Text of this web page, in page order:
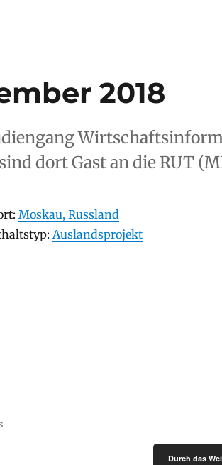
2018
dort Gast an die RUT
Moskau, Russland
Auslandsprojekt
Durch das